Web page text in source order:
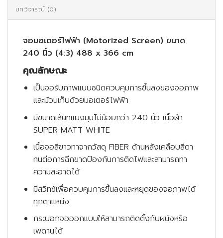
บทวิจารณ์ (0)
จอมอเตอร์ไฟฟ้า (Motorized Screen) ขนาด
240 นิ้ว (4:3) 488 x 366 cm
คุณลักษณะ
เป็นจอรับภาพแบบชนิดควบคุมการขึ้นลงของจอภาพ
และม้วนเก็บด้วยมอเตอร์ไฟฟ้า
มีขนาดเส้นทแยงมุมไม่น้อยกว่า 240 นิ้ว เนื้อผ้า
SUPER MATT WHITE
เนื้อจอสีขาวทาจากวัสดุ FIBER ด้านหลังเคลือบสีดา
ทนต่อการฉีกขาดป้องกันการติดไฟและสามารถทา
ความสะอาดได้
มีสวิทซ์เพื่อควบคุมการขึ้นลงและหยุดของจอภาพได้
ทุกตาแหน่ง
กระบอกจอออกแบบให้สามารถติดตั้งกับผนังหรือ
เพดานได้